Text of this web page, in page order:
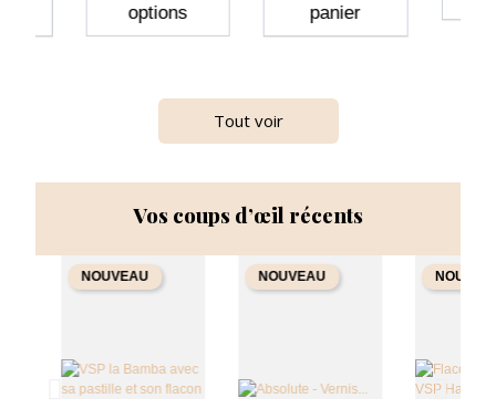
options
panier
Tout voir
Vos coups d’œil récents
NOUVEAU NOUVEAU